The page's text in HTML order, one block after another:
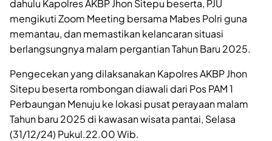
dahulu Kapolres AKBP Jhon Sitepu beserta, PJU
mengikuti Zoom Meeting bersama Mabes Polri guna
memantau, dan memastikan kelancaran situasi
berlangsungnya malam pergantian Tahun Baru 2025.
Pengecekan yang dilaksanakan Kapolres AKBP Jhon
Sitepu beserta rombongan diawali dari Pos PAM 1
Perbaungan Menuju ke lokasi pusat perayaan malam
Tahun baru 2025 di kawasan wisata pantai, Selasa
(31/12/24) Pukul.22.00 Wib.